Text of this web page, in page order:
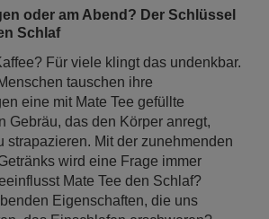
oder am Abend? Der Schlüssel
Schlaf
Für viele klingt das undenkbar.
tauschen ihre
eine mit Mate Tee gefüllte
Gebräu, das den Körper anregt,
strapazieren. Mit der zunehmenden
wird eine Frage immer
Mate Tee den Schlaf?
Eigenschaften, die uns